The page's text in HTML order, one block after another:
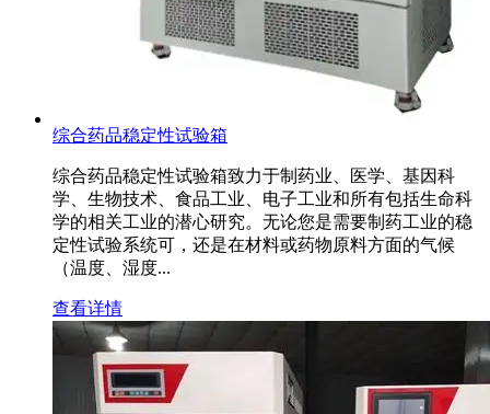
综合药品稳定性试验箱
综合药品稳定性试验箱致力于制药业、医学、基因科
学、生物技术、食品工业、电子工业和所有包括生命科
学的相关工业的潜心研究。无论您是需要制药工业的稳
定性试验系统可，还是在材料或药物原料方面的气候
（温度、湿度...
查看详情